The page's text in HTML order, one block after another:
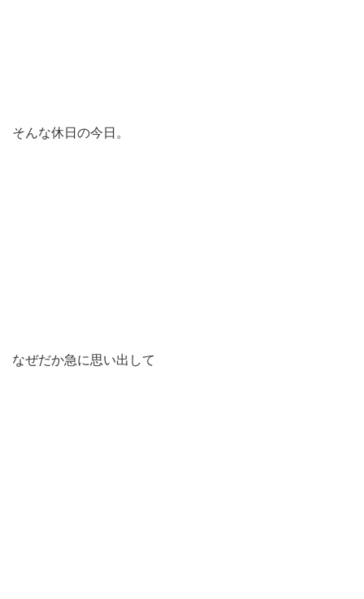
そんな休日の今日。
なぜだか急に思い出して